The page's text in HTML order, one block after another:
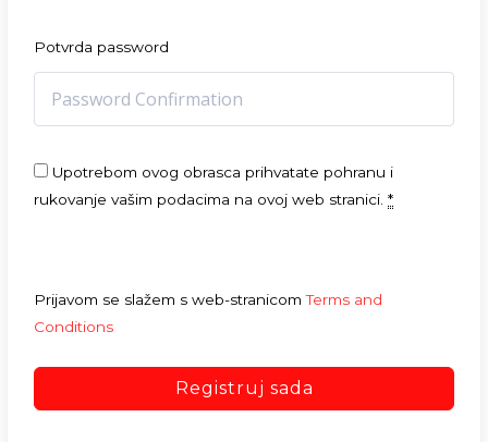
Potvrda password
Upotrebom ovog obrasca prihvatate pohranu i
rukovanje vašim podacima na ovoj web stranici.*
Prijavom se slažem s web-stranicomTerms and
Conditions
Registruj sada